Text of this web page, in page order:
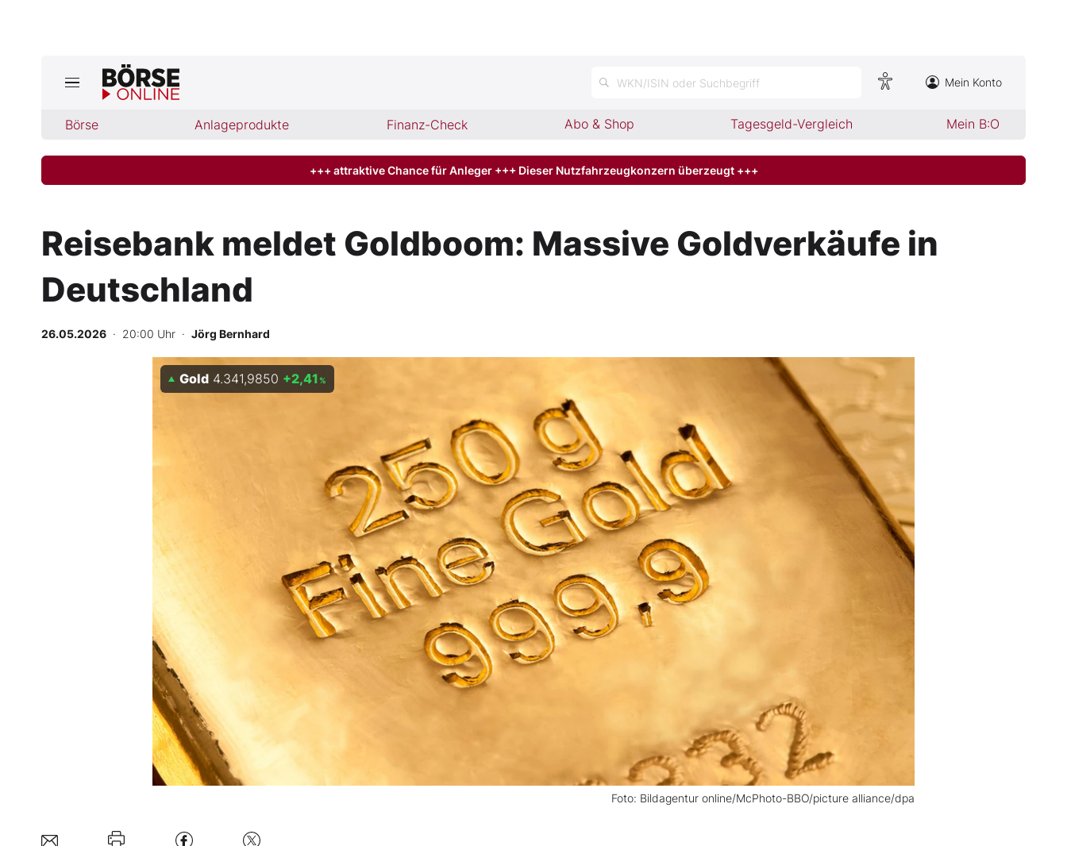
WKN/ISIN oder Suchbegriff Mein Konto
Börse Anlageprodukte Finanz-Check Abo & Shop Tagesgeld-Vergleich Mein B:O
Jetzt aktuelle Ausgabe BÖRSE ONLINE lesen
Finanz-Check
Abo & Shop
BO-Musterdepots
Experten
+++ attraktive Chance für Anleger +++ Dieser Nutzfahrzeugkonzern überzeugt +++
Reisebank meldet Goldboom: Massive Goldverkäufe in
Deutschland
26.05.2026 · 20:00 Uhr · Jörg Bernhard
Foto: Bildagentur online/McPhoto-BBO/picture alliance/dpa
Gold 4.341,9850 +2,41 %